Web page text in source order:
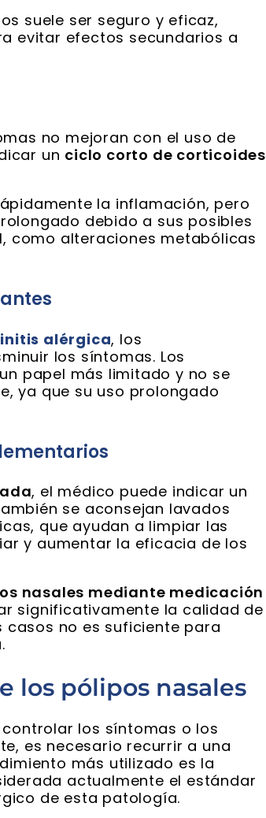
suele ser seguro y eficaz,
evitar efectos secundarios a
no mejoran con el uso de
un ciclo corto de corticoides
la inflamación, pero
debido a sus posibles
como alteraciones metabólicas
alérgica, los
los síntomas. Los
papel más limitado y no se
ya que su uso prolongado
, el médico puede indicar un
se aconsejan lavados
que ayudan a limpiar las
y aumentar la eficacia de los
nasales mediante medicación
significativamente la calidad de
casos no es suficiente para
los pólipos nasales
los síntomas o los
es necesario recurrir a una
más utilizado es la
actualmente el estándar
de esta patología.